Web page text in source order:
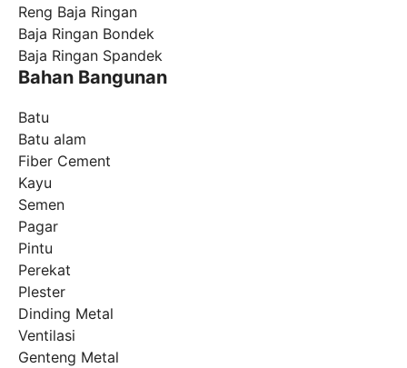
Reng Baja Ringan
Baja Ringan Bondek
Baja Ringan Spandek
Bahan Bangunan
Batu
Batu alam
Fiber Cement
Kayu
Semen
Pagar
Pintu
Perekat
Plester
Dinding Metal
Ventilasi
Genteng Metal